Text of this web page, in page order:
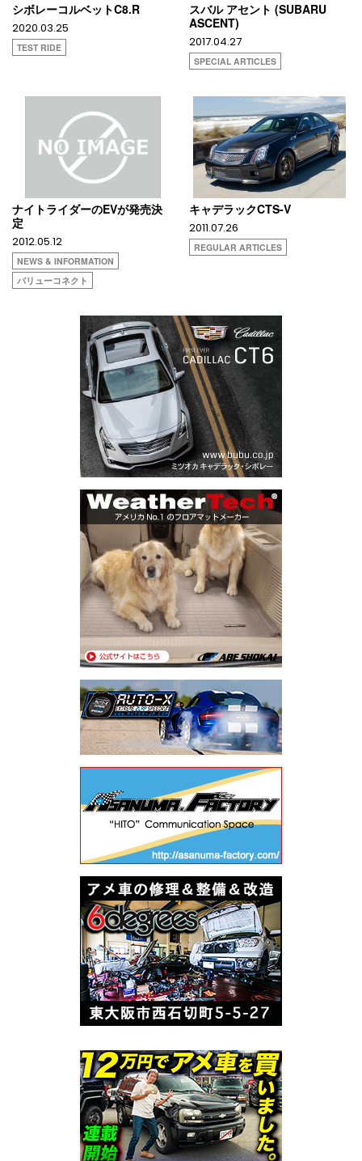
シボレーコルベットC8.R
2020.03.25
TEST RIDE
スバル アセント (SUBARU
ASCENT)
2017.04.27
SPECIAL ARTICLES
ナイトライダーのEVが発売決
定
2012.05.12
NEWS & INFORMATION
バリューコネクト
キャデラックCTS-V
2011.07.26
REGULAR ARTICLES